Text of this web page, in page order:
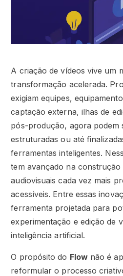
A criação de vídeos vive um
transformação acelerada.
exigiam equipes,
captação externa, ilhas de
pós-produção, agora podem
estruturadas ou até
ferramentas inteligentes.
tem avançado na construção
audiovisuais cada vez mais
acessíveis. Entre essas
ferramenta projetada para
experimentação e edição de
inteligência artificial.
O propósito do Flownão é
reformular o processo